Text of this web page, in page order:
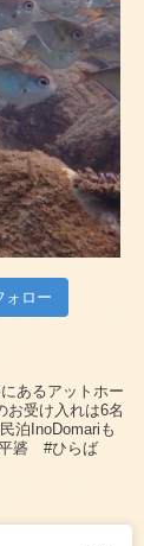
ォロー
あるアットホー
お受け入れは6名
泊InoDomariも
碆 #ひらば